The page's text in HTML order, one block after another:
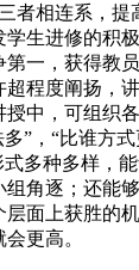
相连系，提
生进修的积
一，获得教
程度阐扬，
中，可组织
”，“比谁方
多种多样，
角逐；还能
面上获胜的
更高。